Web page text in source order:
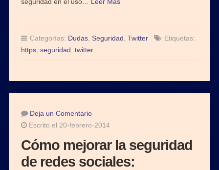
Categorías: Dudas, Seguridad Twitter
Etiquetas:
https, seguridad twitter
Deja un Comentario
Escrito el 20-febrero-2014
Cómo mejorar la seguridad
de redes sociales: